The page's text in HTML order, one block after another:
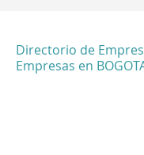
Directorio de
Empresas en